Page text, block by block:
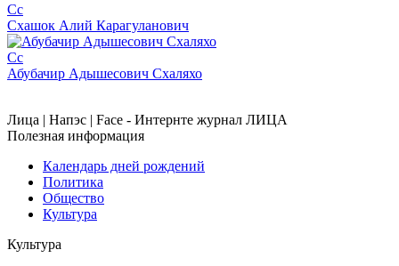
Сс
Схашок Алий Карагуланович
Сс
Абубачир Адышесович Схаляхо
Лица | Напэс | Face - Интернте журнал ЛИЦА
Полезная информация
Календарь дней рождений
Политика
Общество
Культура
Культура